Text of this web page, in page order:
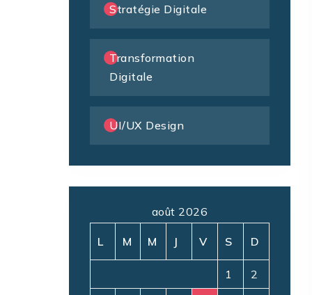
Stratégie Digitale
Transformation
Digitale
UI/UX Design
août 2026
L M M J V S D
1 2